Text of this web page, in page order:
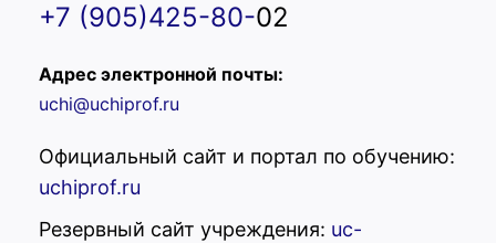
+7 (905)425-80-02
Адрес электронной почты:
uchi@uchiprof.ru
Официальный сайт и портал по обучению:
uchiprof.ru
Резервный сайт учреждения: uc-